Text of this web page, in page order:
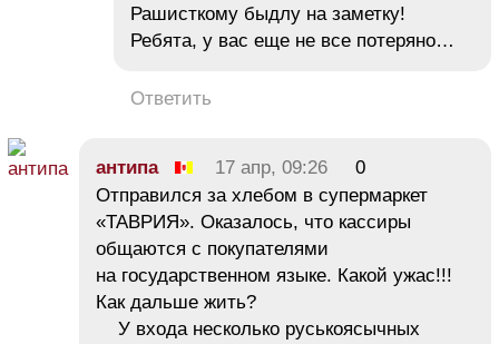
Рашисткому быдлу на заметку!
Ребята, у вас еще не все потеряно…
Ответить
антипа 17 апр, 09:26
0
Отправился за хлебом в супермаркет
«ТАВРИЯ». Оказалось, что кассиры
общаются с покупателями
на государственном языке. Какой ужас!!!
Как дальше жить?
У входа несколько руськоясычных